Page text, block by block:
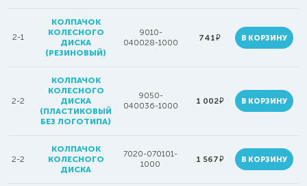
2-1
КОЛПАЧОК
КОЛЕСНОГО
ДИСКА
(РЕЗИНОВЫЙ)
9010-
040028-1000
741руб. В КОРЗИНУ
2-2
КОЛПАЧОК
КОЛЕСНОГО
ДИСКА
(ПЛАСТИКОВЫЙ
БЕЗ ЛОГОТИПА)
9050-
040036-1000
1 002руб. В КОРЗИНУ
2-2
КОЛПАЧОК
КОЛЕСНОГО
ДИСКА
7020-070101-
1000
1 567руб. В КОРЗИНУ